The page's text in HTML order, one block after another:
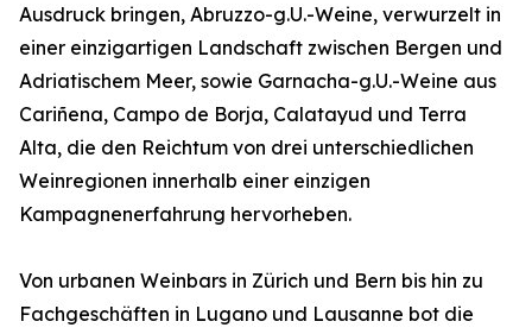
Ausdruck bringen, Abruzzo-g.U.-Weine, verwurzelt in
einer einzigartigen Landschaft zwischen Bergen und
Adriatischem Meer, sowie Garnacha-g.U.-Weine aus
Cariñena, Campo de Borja, Calatayud und Terra
Alta, die den Reichtum von drei unterschiedlichen
Weinregionen innerhalb einer einzigen
Kampagnenerfahrung hervorheben.
Von urbanen Weinbars in Zürich und Bern bis hin zu
Fachgeschäften in Lugano und Lausanne bot die